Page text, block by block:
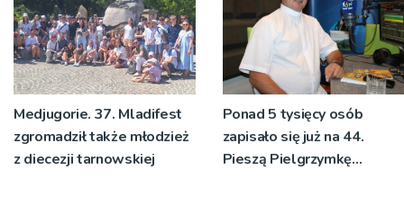
Medjugorie. 37. Mladifest
zgromadził także młodzież
z diecezji tarnowskiej
Ponad 5 tysięcy osób
zapisało się już na 44.
Pieszą Pielgrzymkę